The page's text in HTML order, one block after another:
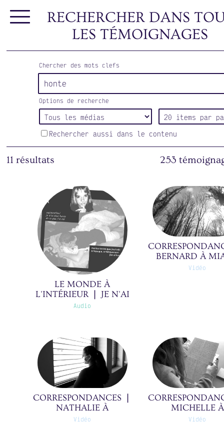
RECHERCHER DANS
LES TÉMOIGNAGES
Chercher des mots clefs
Options de recherche
Rechercher aussi dans le contenu
253
11 résultats
LE MONDE À
L'INTÉRIEUR ❘ JE N'AI
PLUS HONTE DE CE
Audio
BERNARD À
ASDINE ❘ 11/
Vidéo
CORRESPONDANCES ❘
NATHALIE À
GUILLAUME ET
Vidéo
MICHELLE À
Vidéo